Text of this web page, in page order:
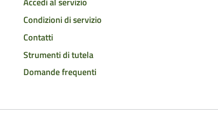
Condizioni di servizio
Contatti
Strumenti di tutela
Domande frequenti